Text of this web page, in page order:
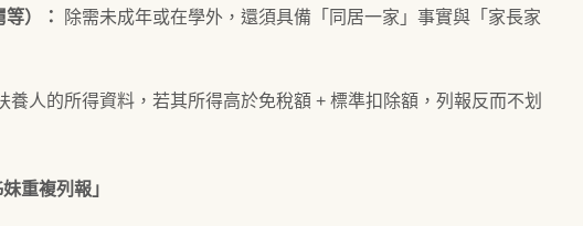
）：
除需未成年或在學外，還須具備「同居一家」事實與「家長家
養人的所得資料，若其所得高於免稅額 + 標準扣除額，列報反而不划
重複列報」